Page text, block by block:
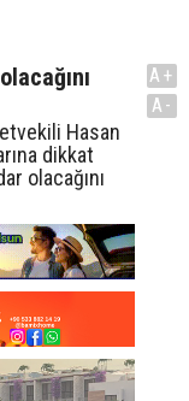
Hasan
dikkat
olacağını
A+
A-